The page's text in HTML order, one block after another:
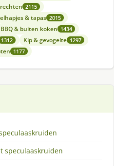
2115
& tapas 2015
BBQ & buiten koken 1434
1312 Kip & gevogelte 1297
1177
speculaaskruiden